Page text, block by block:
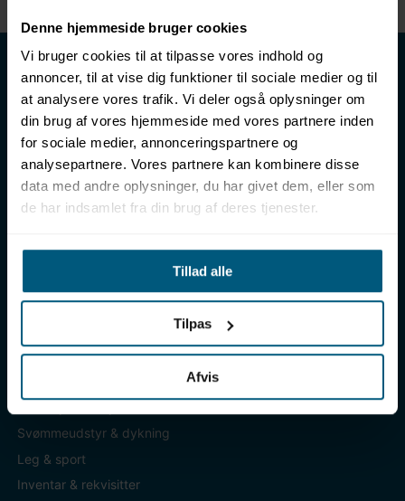
Denne hjemmeside bruger cookies
Vi bruger cookies til at tilpasse vores indhold og
annoncer, til at vise dig funktioner til sociale medier og til
at analysere vores trafik. Vi deler også oplysninger om
din brug af vores hjemmeside med vores partnere inden
for sociale medier, annonceringspartnere og
analysepartnere. Vores partnere kan kombinere disse
data med andre oplysninger, du har givet dem, eller som
de har indsamlet fra din brug af deres tjenester.
Tillad alle
Tilpas
Afvis
LML SPORT - Alt til vand
LML SPORT er en engrosforhandler af alt til vand. Vores
sortiment omfatter f.eks. badetøj, svømmeudstyr, udstyr til
vandleg og vandsport, vandbehandling og teknik samt inventar
til vådrum, sauna & spa. Vores kunder er bl.a. svømmehaller,
badelande, friluftsbade, campingpladser, feriecentre,
idrætshaller og skoler. Vælg os som din leverandør, fordi vi har
over 50 års erfaring i branchen og tilbyder den højeste
info@lml-sport.dk
Svømmeudstyr & dykning
Leg & sport
Inventar & rekvisitter